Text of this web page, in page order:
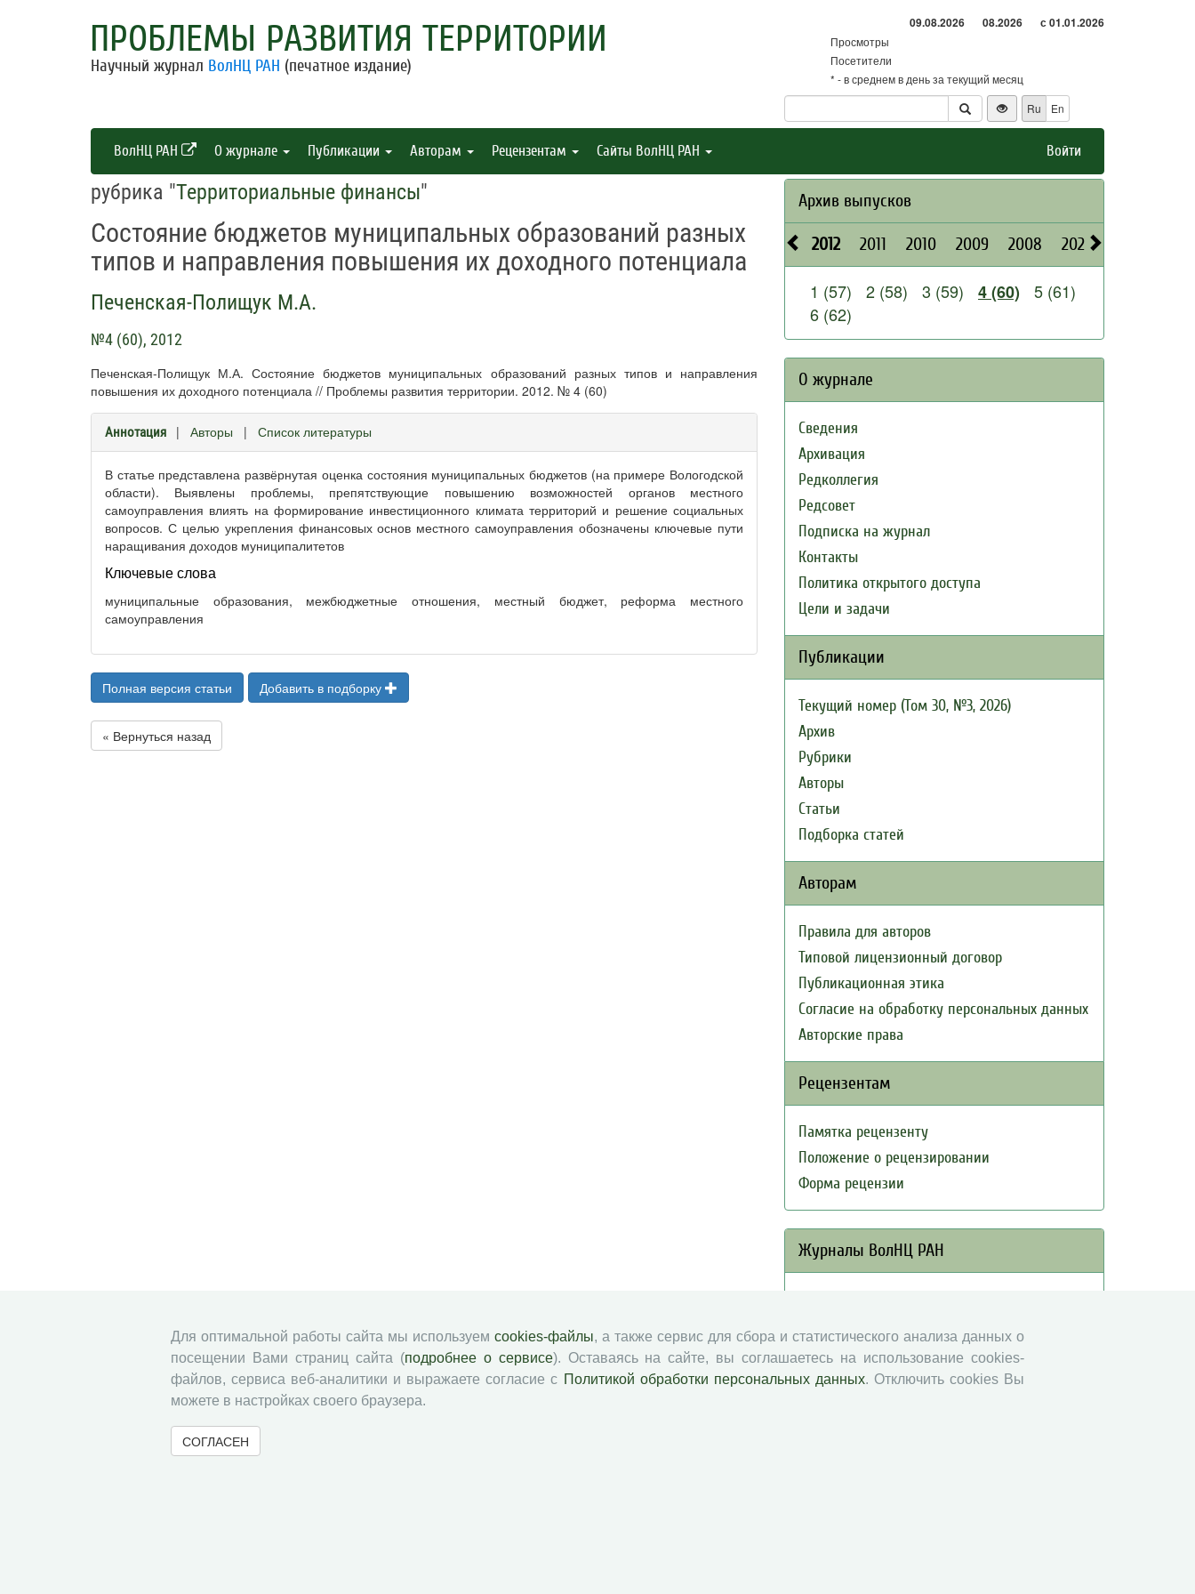
ПРОБЛЕМЫ РАЗВИТИЯ ТЕРРИТОРИИ
Научный журнал ВолНЦ РАН (печатное издание)
09.08.2026 08.2026 с 01.01.2026
Просмотры
Посетители
* - в среднем в день за текущий месяц
Ru
En
ВолНЦ РАН О журнале Публикации Авторам Рецензентам Сайты ВолНЦ РАН Войти
рубрика "Территориальные финансы"
Состояние бюджетов муниципальных образований разных
типов и направления повышения их доходного потенциала
Печенская-Полищук М.А.
№4 (60), 2012
Печенская-Полищук М.А. Состояние бюджетов муниципальных образований разных типов и направления
повышения их доходного потенциала // Проблемы развития территории. 2012. № 4 (60)
Аннотация | Авторы | Список литературы
В статье представлена развёрнутая оценка состояния муниципальных бюджетов (на примере Вологодской
области). Выявлены проблемы, препятствующие повышению возможностей органов местного
самоуправления влиять на формирование инвестиционного климата территорий и решение социальных
вопросов. С целью укрепления финансовых основ местного самоуправления обозначены ключевые пути
наращивания доходов муниципалитетов
Ключевые слова
муниципальные образования, межбюджетные отношения, местный бюджет, реформа местного
самоуправления
Полная версия статьи Добавить в подборку
« Вернуться назад
Архив выпусков
2012 2011 2010 2009 2008 2026
1 (57) 2 (58) 3 (59) 4 (60)
5 (61)
6 (62)
О журнале
Сведения
Архивация
Редколлегия
Редсовет
Подписка на журнал
Контакты
Политика открытого доступа
Цели и задачи
Публикации
Текущий номер (Том 30, №3, 2026)
Архив
Рубрики
Авторы
Статьи
Подборка статей
Авторам
Правила для авторов
Типовой лицензионный договор
Публикационная этика
Согласие на обработку персональных данных
Авторские права
Рецензентам
Памятка рецензенту
Положение о рецензировании
Форма рецензии
Журналы ВолНЦ РАН
Вопросы территориального развития
Социальное пространство
Для оптимальной работы сайта мы используем cookies-файлы, а также сервис для сбора и статистического анализа данных о
посещении Вами страниц сайта (подробнее о сервисе). Оставаясь на сайте, вы соглашаетесь на использование cookies-
файлов, сервиса веб-аналитики и выражаете согласие с Политикой обработки персональных данных. Отключить cookies Вы
можете в настройках своего браузера.
СОГЛАСЕН